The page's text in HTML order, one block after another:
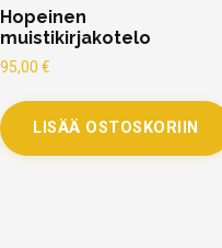
Hopeinen
muistikirjakotelo
95,00 €
LISÄÄ OSTOSKORIIN